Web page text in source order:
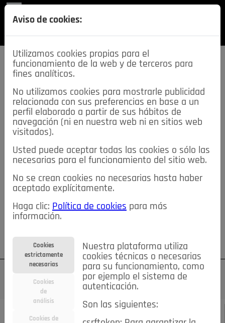
SECCIONES
descarga esta
REVISTA
≡NOTICIAS
NOTICIAS SERVICIOS DE INTERÉS
TABLÓN DE ANUNCIOS MIS ANUNCIOS CONTACTO
NOSOTROS
Su cuenta Regístrese ¿Olvidó su contraseña?
NOVIEMBRE 2018
Aviso de cookies:
Utilizamos cookies propias para el
funcionamiento de la web y de terceros para
fines analíticos.
No utilizamos cookies para mostrarle publicidad
relacionada con sus preferencias en base a un
perfil elaborado a partir de sus hábitos de
navegación (ni en nuestra web ni en sitios web
visitados).
Usted puede aceptar todas las cookies o sólo las
necesarias para el funcionamiento del sitio web.
No se crean cookies no necesarias hasta haber
aceptado explícitamente.
Haga clic: Política de cookies para más
información.
Cookies
estrictamente
necesarias
Cookies
de
análisis
Cookies de
Nuestra plataforma utiliza
cookies técnicas o necesarias
para su funcionamiento, como
por ejemplo el sistema de
autenticación.
Son las siguientes: